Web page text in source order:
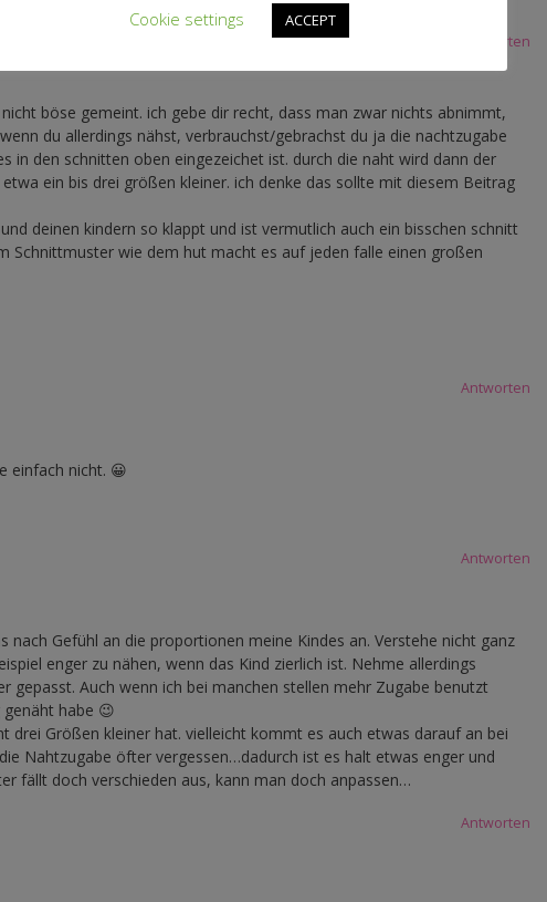
Antworten
böse gemeint. ich gebe dir recht, dass man zwar nichts abnimmt,
du allerdings nähst, verbrauchst/gebrachst du ja die nachtzugabe
in den schnitten oben eingezeichet ist. durch die naht wird dann der
ein bis drei größen kleiner. ich denke das sollte mit diesem Beitrag
deinen kindern so klappt und ist vermutlich auch ein bisschen schnitt
Schnittmuster wie dem hut macht es auf jeden falle einen großen
Antworten
einfach nicht. 😀
Antworten
Gefühl an die proportionen meine Kindes an. Verstehe nicht ganz
enger zu nähen, wenn das Kind zierlich ist. Nehme allerdings
gepasst. Auch wenn ich bei manchen stellen mehr Zugabe benutzt
habe 😉
drei Größen kleiner hat. vielleicht kommt es auch etwas darauf an bei
Nahtzugabe öfter vergessen…dadurch ist es halt etwas enger und
fällt doch verschieden aus, kann man doch anpassen…
Antworten
Cookie settings
ACCEPT